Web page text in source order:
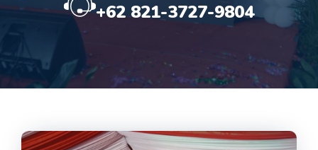
+62 821-3727-9804